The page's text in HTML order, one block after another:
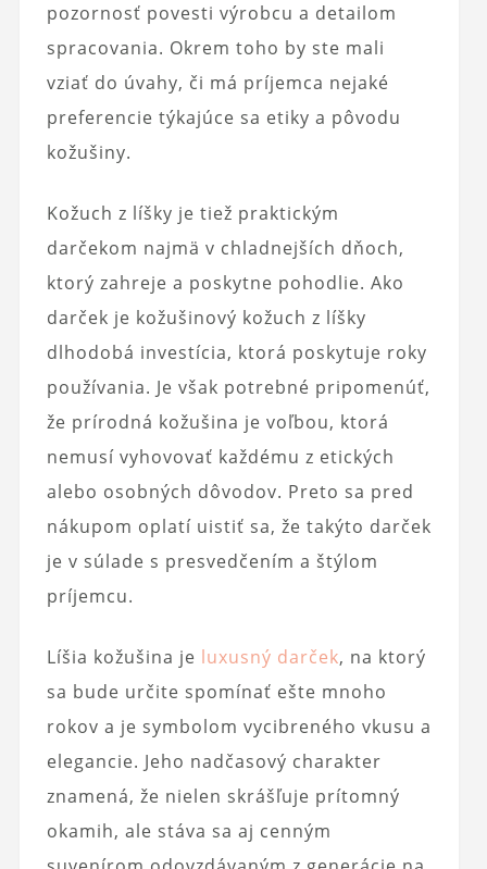
pozornosť povesti výrobcu a detailom
spracovania. Okrem toho by ste mali
vziať do úvahy, či má príjemca nejaké
preferencie týkajúce sa etiky a pôvodu
kožušiny.
Kožuch z líšky je tiež praktickým
darčekom najmä v chladnejších dňoch,
ktorý zahreje a poskytne pohodlie. Ako
darček je kožušinový kožuch z líšky
dlhodobá investícia, ktorá poskytuje roky
používania. Je však potrebné pripomenúť,
že prírodná kožušina je voľbou, ktorá
nemusí vyhovovať každému z etických
alebo osobných dôvodov. Preto sa pred
nákupom oplatí uistiť sa, že takýto darček
je v súlade s presvedčením a štýlom
príjemcu.
Líšia kožušina je luxusný darček, na ktorý
sa bude určite spomínať ešte mnoho
rokov a je symbolom vycibreného vkusu a
elegancie. Jeho nadčasový charakter
znamená, že nielen skrášľuje prítomný
okamih, ale stáva sa aj cenným